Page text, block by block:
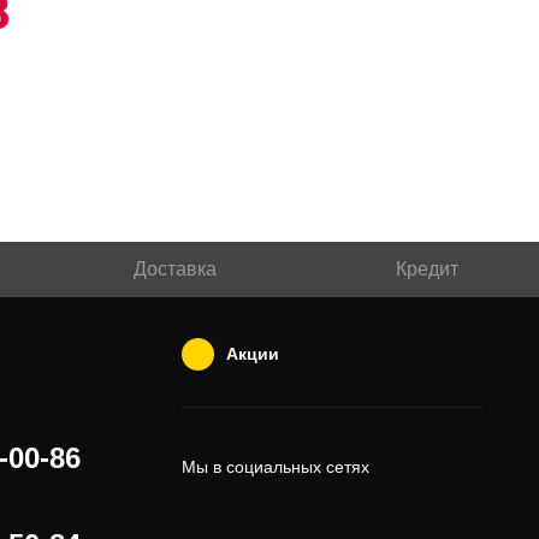
Доставка Кредит
00-86
Акции
Мы в социальных сетях